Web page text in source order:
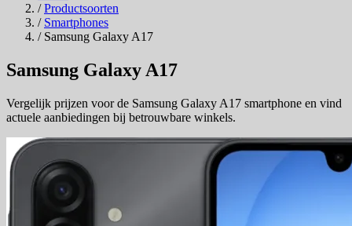
/ Productsoorten
/ Smartphones
/ Samsung Galaxy A17
Samsung Galaxy A17
Vergelijk prijzen voor de Samsung Galaxy A17 smartphone en vind
actuele aanbiedingen bij betrouwbare winkels.